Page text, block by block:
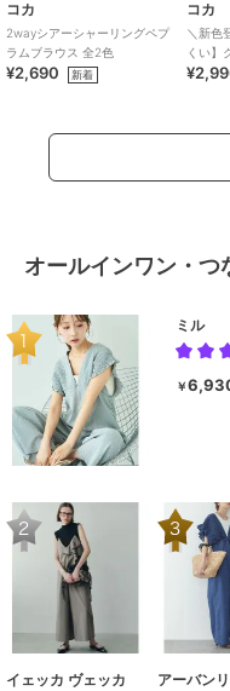
コカ
2wayシアーシャーリングペプ
ラムブラウス 全2色
¥2,690 新着
コカ
＼新色
くい】
プラム
オールインワン・つ
ミル
￥
イェッカ ヴェッカ